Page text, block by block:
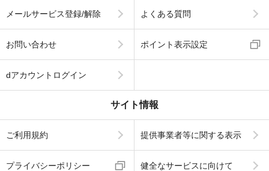
メールサービス登録/解除 よくある質問
お問い合わせ ポイント表示設定
dアカウントログイン
サイト情報
ご利用規約 提供事業者等に関する表示
プライバシーポリシー 健全なサービスに向けて